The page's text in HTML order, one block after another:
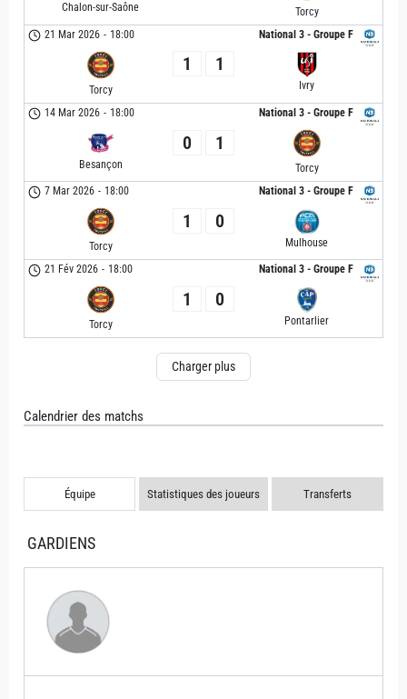
Chalon-sur-Saône
Torcy
National 3 - Groupe F
21 Mar 2026 - 18:00
Torcy
1 1
Ivry
National 3 - Groupe F
14 Mar 2026 - 18:00
Besançon
0 1
Torcy
National 3 - Groupe F
7 Mar 2026 - 18:00
Torcy
1 0
Mulhouse
National 3 - Groupe F
21 Fév 2026 - 18:00
Torcy
1 0
Pontarlier
Charger plus
Calendrier des matchs
Équipe Statistiques des joueurs Transferts
GARDIENS